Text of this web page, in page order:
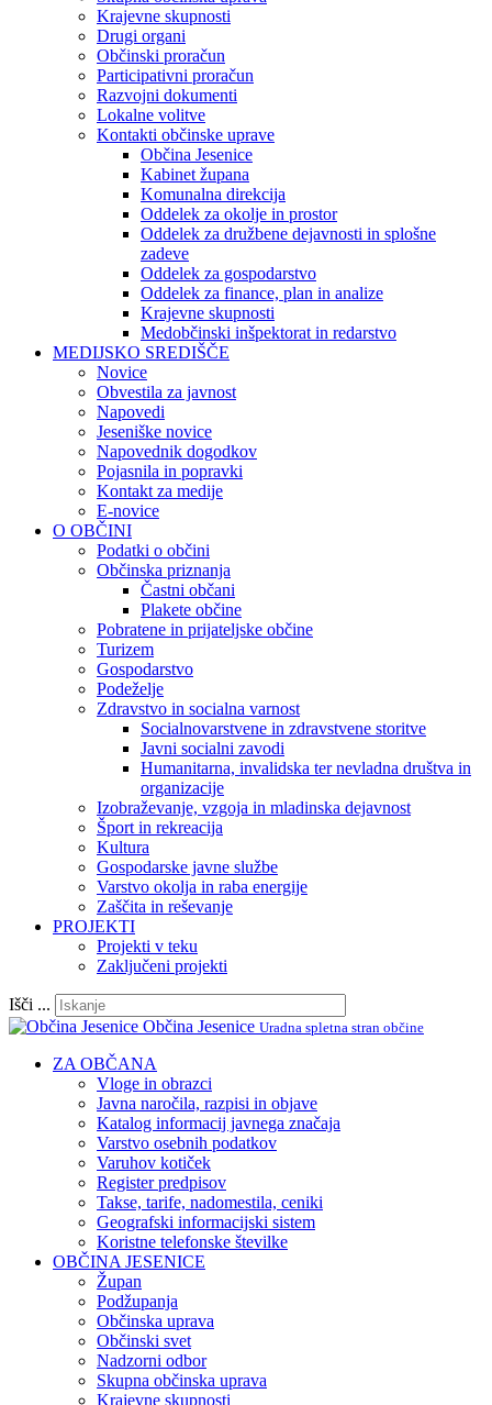
Krajevne skupnosti
Drugi organi
Občinski proračun
Participativni proračun
Razvojni dokumenti
Lokalne volitve
Kontakti občinske uprave
Občina Jesenice
Kabinet župana
Komunalna direkcija
Oddelek za okolje in prostor
Oddelek za družbene dejavnosti in splošne
zadeve
Oddelek za gospodarstvo
Oddelek za finance, plan in analize
Krajevne skupnosti
Medobčinski inšpektorat in redarstvo
MEDIJSKO SREDIŠČE
Novice
Obvestila za javnost
Napovedi
Jeseniške novice
Napovednik dogodkov
Pojasnila in popravki
Kontakt za medije
E-novice
O OBČINI
Podatki o občini
Občinska priznanja
Častni občani
Plakete občine
Pobratene in prijateljske občine
Turizem
Gospodarstvo
Podeželje
Zdravstvo in socialna varnost
Socialnovarstvene in zdravstvene storitve
Javni socialni zavodi
Humanitarna, invalidska ter nevladna društva in
organizacije
Izobraževanje, vzgoja in mladinska dejavnost
Šport in rekreacija
Kultura
Gospodarske javne službe
Varstvo okolja in raba energije
Zaščita in reševanje
PROJEKTI
Projekti v teku
Zaključeni projekti
Išči ...
Občina Jesenice Uradna spletna stran občine
ZA OBČANA
Vloge in obrazci
Javna naročila, razpisi in objave
Katalog informacij javnega značaja
Varstvo osebnih podatkov
Varuhov kotiček
Register predpisov
Takse, tarife, nadomestila, ceniki
Geografski informacijski sistem
Koristne telefonske številke
OBČINA JESENICE
Župan
Podžupanja
Občinska uprava
Občinski svet
Nadzorni odbor
Skupna občinska uprava
Krajevne skupnosti